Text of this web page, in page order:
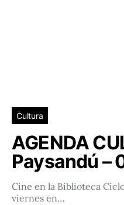
Cultura
AGENDA
Paysandú –
Cine en la Biblioteca
viernes en…